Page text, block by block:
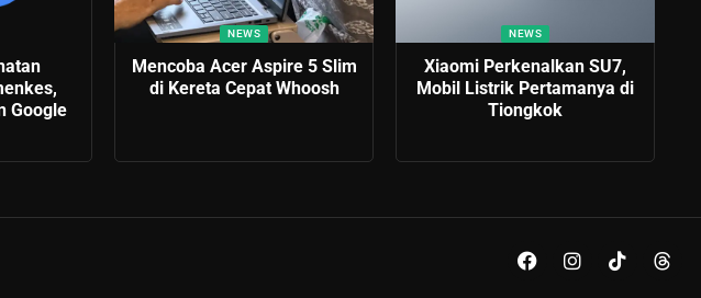
Google
NEWS
Mencoba Acer Aspire 5 Slim
di Kereta Cepat Whoosh
NEWS
Xiaomi Perkenalkan SU7,
Mobil Listrik Pertamanya di
Tiongkok